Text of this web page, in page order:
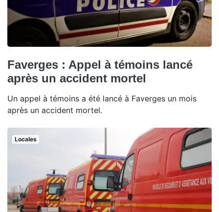
Faverges : Appel à témoins lancé
après un accident mortel
Un appel à témoins a été lancé à Faverges un mois
après un accident mortel.
Locales